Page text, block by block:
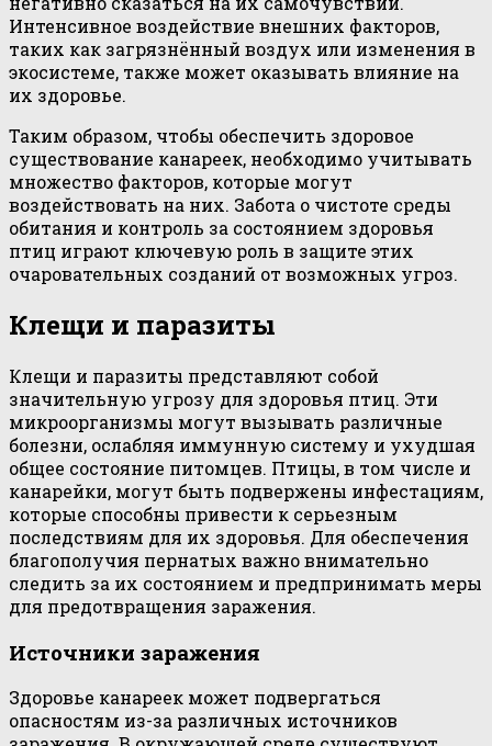
Интенсивное воздействие внешних факторов,
таких как загрязнённый воздух или изменения в
экосистеме, также может оказывать влияние на
их здоровье.
Таким образом, чтобы обеспечить здоровое
существование канареек, необходимо учитывать
множество факторов, которые могут
воздействовать на них. Забота о чистоте среды
обитания и контроль за состоянием здоровья
птиц играют ключевую роль в защите этих
очаровательных созданий от возможных угроз.
Клещи и паразиты
Клещи и паразиты представляют собой
значительную угрозу для здоровья птиц. Эти
микроорганизмы могут вызывать различные
болезни, ослабляя иммунную систему и ухудшая
общее состояние питомцев. Птицы, в том числе и
канарейки, могут быть подвержены инфестациям,
которые способны привести к серьезным
последствиям для их здоровья. Для обеспечения
благополучия пернатых важно внимательно
следить за их состоянием и предпринимать меры
для предотвращения заражения.
Источники заражения
Здоровье канареек может подвергаться
опасностям из-за различных источников